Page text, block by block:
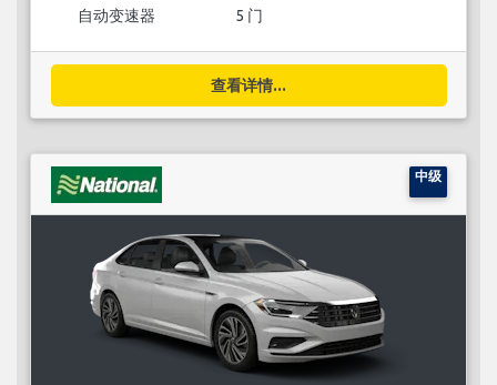
自动变速器 5 门
查看详情...
中级